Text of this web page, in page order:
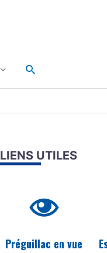
Rechercher
LIENS UTILES
Préguillac en vue